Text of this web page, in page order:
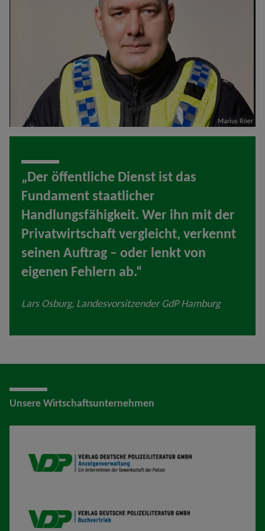
Marius Röer
„Der öffentliche Dienst ist das
Fundament staatlicher
Handlungsfähigkeit. Wer ihn mit der
Privatwirtschaft vergleicht, verkennt
seinen Auftrag – oder lenkt von
eigenen Fehlern ab.“
Lars Osburg, Landesvorsitzender GdP Hamburg
Unsere Wirtschaftsunternehmen
VDP AV
VDP B